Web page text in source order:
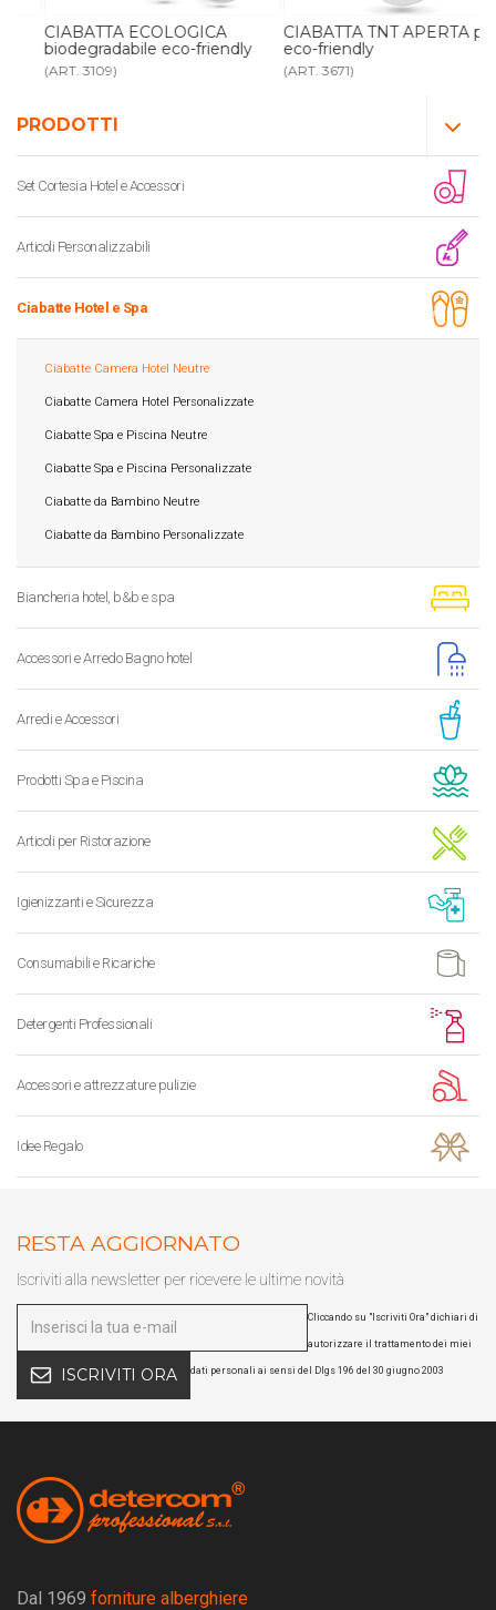
PRODOTTI
Set Cortesia Hotel e Accessori
Articoli Personalizzabili
Ciabatte Hotel e Spa
Ciabatte Camera Hotel Neutre
Ciabatte Camera Hotel Personalizzate
Ciabatte Spa e Piscina Neutre
Ciabatte Spa e Piscina Personalizzate
Ciabatte da Bambino Neutre
Ciabatte da Bambino Personalizzate
Biancheria hotel, b&b e spa
Accessori e Arredo Bagno hotel
Arredi e Accessori
Prodotti Spa e Piscina
Articoli per Ristorazione
Igienizzanti e Sicurezza
Consumabili e Ricariche
Detergenti Professionali
Accessori e attrezzature pulizie
Idee Regalo
CIABATTA ECOLOGICA
biodegradabile eco-friendly
(ART. 3109)
CIABATTA TNT APERTA pack
eco-friendly
(ART. 3671)
RESTA AGGIORNATO
Iscriviti alla newsletter per ricevere le ultime novità
ISCRIVITI ORA
Cliccando su "Iscriviti Ora" dichiari di
autorizzare il trattamento dei miei
dati personali ai sensi del Dlgs 196 del 30 giugno 2003
Dal 1969 forniture alberghiere